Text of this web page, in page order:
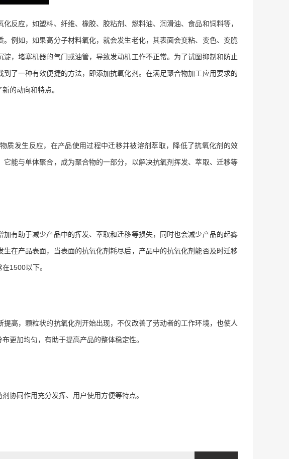
反应，如塑料、纤维、橡胶、胶粘剂、燃料油、润滑油、食品和饲料等，
例如，如果高分子材料氧化，就会发生老化，其表面会变粘、变色、变脆
，堵塞机器的气门或油管，导致发动机工作不正常。为了试图抑制和防止
了一种有效便捷的方法，即添加抗氧化剂。在满足聚合物加工应用要求的
的动向和特点。
质发生反应，在产品使用过程中迁移并被溶剂萃取，降低了抗氧化剂的效
能与单体聚合，成为聚合物的一部分，以解决抗氧剂挥发、萃取、迁移等
有助于减少产品中的挥发、萃取和迁移等损失，同时也会减少产品的起雾
在产品表面，当表面的抗氧化剂耗尽后，产品中的抗氧化剂能否及时迁移
1500以下。
高，颗粒状的抗氧化剂开始出现，不仅改善了劳动者的工作环境，也使人
更加均匀，有助于提高产品的整体稳定性。
协同作用充分发挥、用户使用方便等特点。